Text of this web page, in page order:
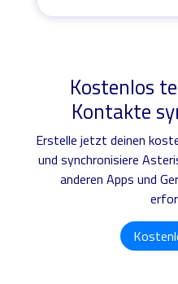
Kostenlos
Kontakte
Erstelle jetzt deinen
und synchronisiere
anderen Apps und